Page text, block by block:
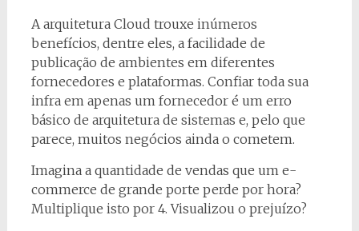
A arquitetura Cloud trouxe inúmeros
benefícios, dentre eles, a facilidade de
publicação de ambientes em diferentes
fornecedores e plataformas. Confiar toda sua
infra em apenas um fornecedor é um erro
básico de arquitetura de sistemas e, pelo que
parece, muitos negócios ainda o cometem.
Imagina a quantidade de vendas que um e-
commerce de grande porte perde por hora?
Multiplique isto por 4. Visualizou o prejuízo?